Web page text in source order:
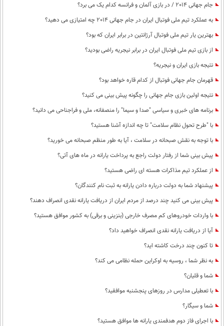
جام جهانی 2014 / در بازی آلمان و فرانسه کدام یک می برد؟
به عملکرد تیم ملی فوتبال ایران در جام جهانی 2014 چه امتیازی می دهید؟
بهترین یار تیم ملی فوتبال آرژانتین در برابر ایران که بود؟
از بازی تیم ملی فوتبال ایران در برابر نیجریه راضی بودید؟
نتیجه بازی ایران و نیجریه؟
قهرمان جام جهانی فوتبال از کدام قاره خواهد بود؟
نتیجه اولین بازی جام جهانی را چگونه پیش بینی می کنید؟
برنامه های خبری و سیاسی "صدا و سیما" را منصفانه، ملی و فراجناحی می دانید؟
با "طرح تحول نظام سلامت"‌ تا چه اندازه آشنا هستید؟
با توجه به نقش صبحانه در سلامت ، آیا به طور منظم صبحانه می خورید؟
پیش بینی شما از رفتار دولت راجع به پرداخت یارانه در ماه های آتی؟
از عملکرد تیم مذاکرات هسته ای راضی هستید؟
پیشنهاد شما به دولت درباره دادن یارانه به ثبت نام کنندگان؟
پیش بینی می کنید چند درصد از مردم ایران از دریافت یارانه نقدی انصراف دهند؟
با واردات خودروهای کم مصرف خارجی (بنزینی و برقی) به کشور موافق هستید؟
آیا از دریافت یارانه نقدی انصراف خواهید داد؟
تا کنون چند درخت کاشته اید؟
به نظر شما ، روسیه به اوکراین حمله نظامی می کند؟
شما و قلیان؟
با تعطیلی مدارس در روزهای پنجشنبه موافقید؟
شما و سیگار؟
با اجرای فاز دوم هدفمندی یارانه ها موافق هستید؟